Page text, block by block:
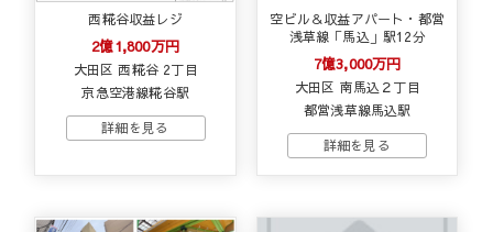
西糀谷収益レジ
2億1,800万円
大田区 西糀谷 2丁目
京急空港線糀谷駅
空ビル＆収益アパート・都営
浅草線「馬込」駅12分
7億3,000万円
大田区 南馬込２丁目
都営浅草線馬込駅